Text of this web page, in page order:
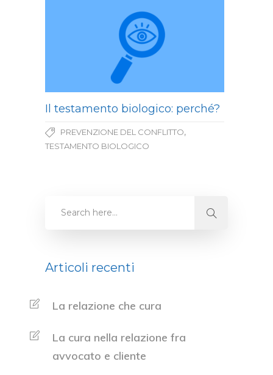
Il testamento biologico: perché?
PREVENZIONE DEL CONFLITTO,
TESTAMENTO BIOLOGICO
Articoli recenti
La relazione che cura
La cura nella relazione fra
avvocato e cliente